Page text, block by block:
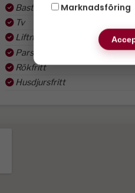
Bastu
Tv
Liftnära
Parstuga
Rökfritt
Husdjursfritt
Marknadsföring